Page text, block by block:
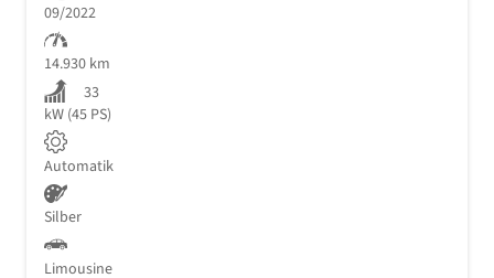
09/2022
14.930 km
33
kW (45 PS)
Automatik
Silber
Limousine